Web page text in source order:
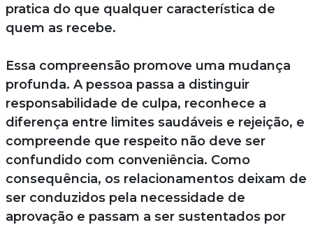
pratica do que qualquer característica de
quem as recebe.
Essa compreensão promove uma mudança
profunda. A pessoa passa a distinguir
responsabilidade de culpa, reconhece a
diferença entre limites saudáveis e rejeição, e
compreende que respeito não deve ser
confundido com conveniência. Como
consequência, os relacionamentos deixam de
ser conduzidos pela necessidade de
aprovação e passam a ser sustentados por